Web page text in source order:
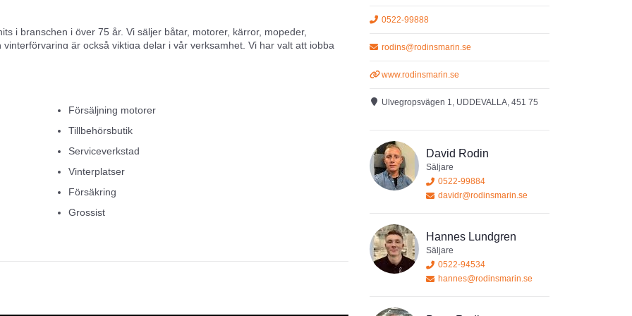
i branschen i över 75 år. Vi säljer båtar, motorer, kärror, mopeder,
är också viktiga delar i vår verksamhet. Vi har valt att jobba
för Yamaha, Mercury och Mercruiser.
i utvecklingen och ligga steget före våra kunders behov. Lokalerna är väl
och de finaste produkterna.
vattenskoter & har ett mycket gott begagnat lager.
Försäljning motorer
Tillbehörsbutik
Serviceverkstad
Vinterplatser
Försäkring
Grossist
0522-99888
rodins@rodinsmarin.se
www.rodinsmarin.se
Ulvegropsvägen 1, UDDEVALLA, 451 75
David Rodin
Säljare
0522-99884
davidr@rodinsmarin.se
Hannes Lundgren
Säljare
0522-94534
hannes@rodinsmarin.se